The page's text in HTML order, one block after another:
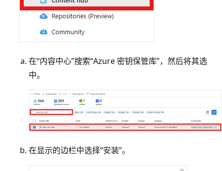
在“内容中心”搜索“Azure 密钥保管库”，然后将其选
中。
在显示的边栏中选择“安装”。